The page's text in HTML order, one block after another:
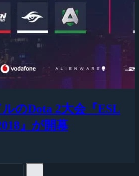
のDota 2大会『ESL
』が開幕